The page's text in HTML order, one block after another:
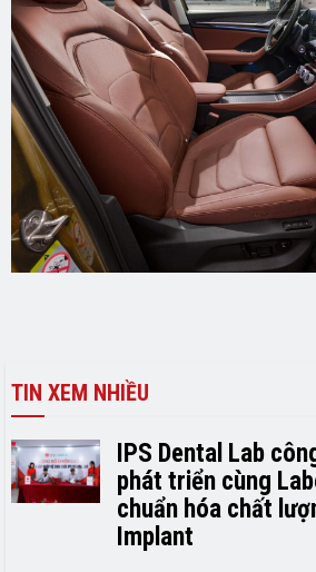
TIN XEM NHIỀU
IPS Dental Lab
phát triển cùng
chuẩn hóa chất
Implant